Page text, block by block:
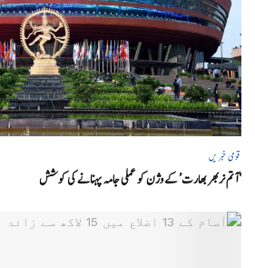
قومی خبریں
‘ آتم نربھر بھارت’ کے وژن کو عملی جامہ پہنانے کی کوشش